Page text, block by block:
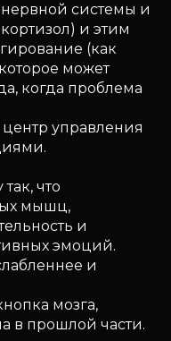
системы и
и этим
(как
может
когда проблема
управления
что
мышц,
и
эмоций.
и
мозга,
в прошлой части.